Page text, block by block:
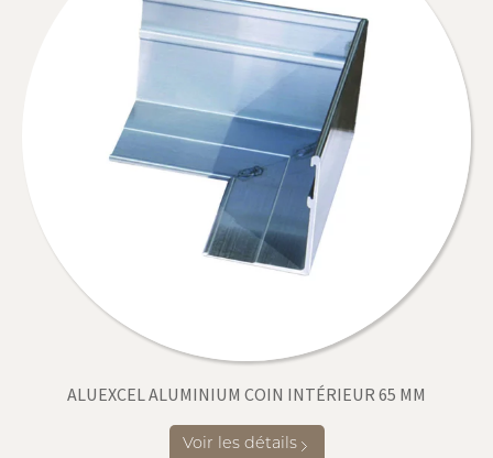
ALUEXCEL ALUMINIUM COIN INTÉRIEUR 65 MM
Voir les détails